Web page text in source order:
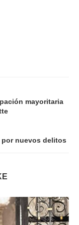
mayoritaria
por nuevos delitos